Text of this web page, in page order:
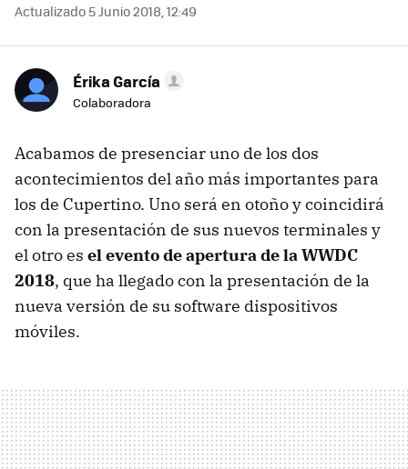
Actualizado 5 Junio 2018, 12:49
Érika García
Colaboradora
Acabamos de presenciar uno de los dos
acontecimientos del año más importantes para
los de Cupertino. Uno será en otoño y coincidirá
con la presentación de sus nuevos terminales y
el otro es el evento de apertura de la WWDC
2018, que ha llegado con la presentación de la
nueva versión de su software dispositivos
móviles.